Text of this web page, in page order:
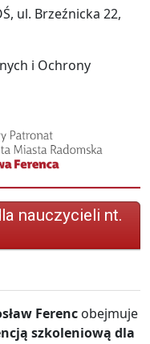
ul. Brzeźnicka 22,
i Ochrony
nauczycieli nt.
Ferenc obejmuje
szkoleniową dla